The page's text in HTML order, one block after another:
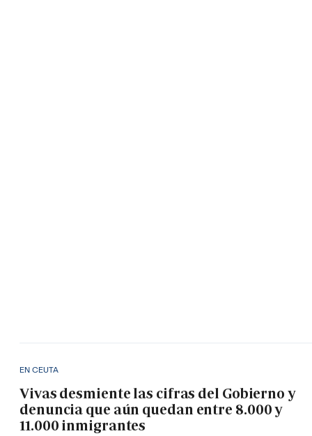
EN CEUTA
Vivas desmiente las cifras del Gobierno y
denuncia que aún quedan entre 8.000 y
11.000 inmigrantes